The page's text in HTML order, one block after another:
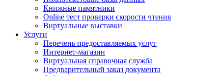
Книжные памятники
Online тест проверки скорости чтения
Виртуальные выставки
Услуги
Перечень предоставляемых услуг
Интернет-магазин
Виртуальная справочная служба
Предварительный заказ документа